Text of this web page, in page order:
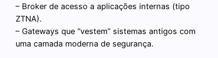
– Broker de acesso a aplicações internas (tipo
ZTNA).
– Gateways que “vestem” sistemas antigos com
uma camada moderna de segurança.